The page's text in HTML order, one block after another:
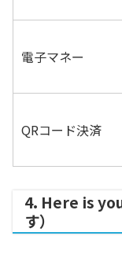
電子マネー
QRコード決済
4. Here is
す）